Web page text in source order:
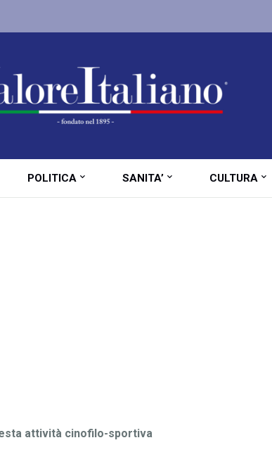
POLITICA SANITA’ CULTURA
attività cinofilo-sportiva